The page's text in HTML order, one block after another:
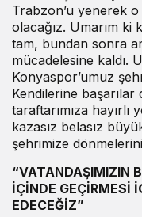
Trabzon’u yenerek o
olacağız. Umarım ki
tam, bundan sonra
mücadelesine kaldı.
Konyaspor’umuz
Kendilerine
taraftarımıza
kazasız belasız
şehrimize
“VATANDAŞIMIZIN
İÇİNDE GEÇİRMESİ
EDECEĞİZ”